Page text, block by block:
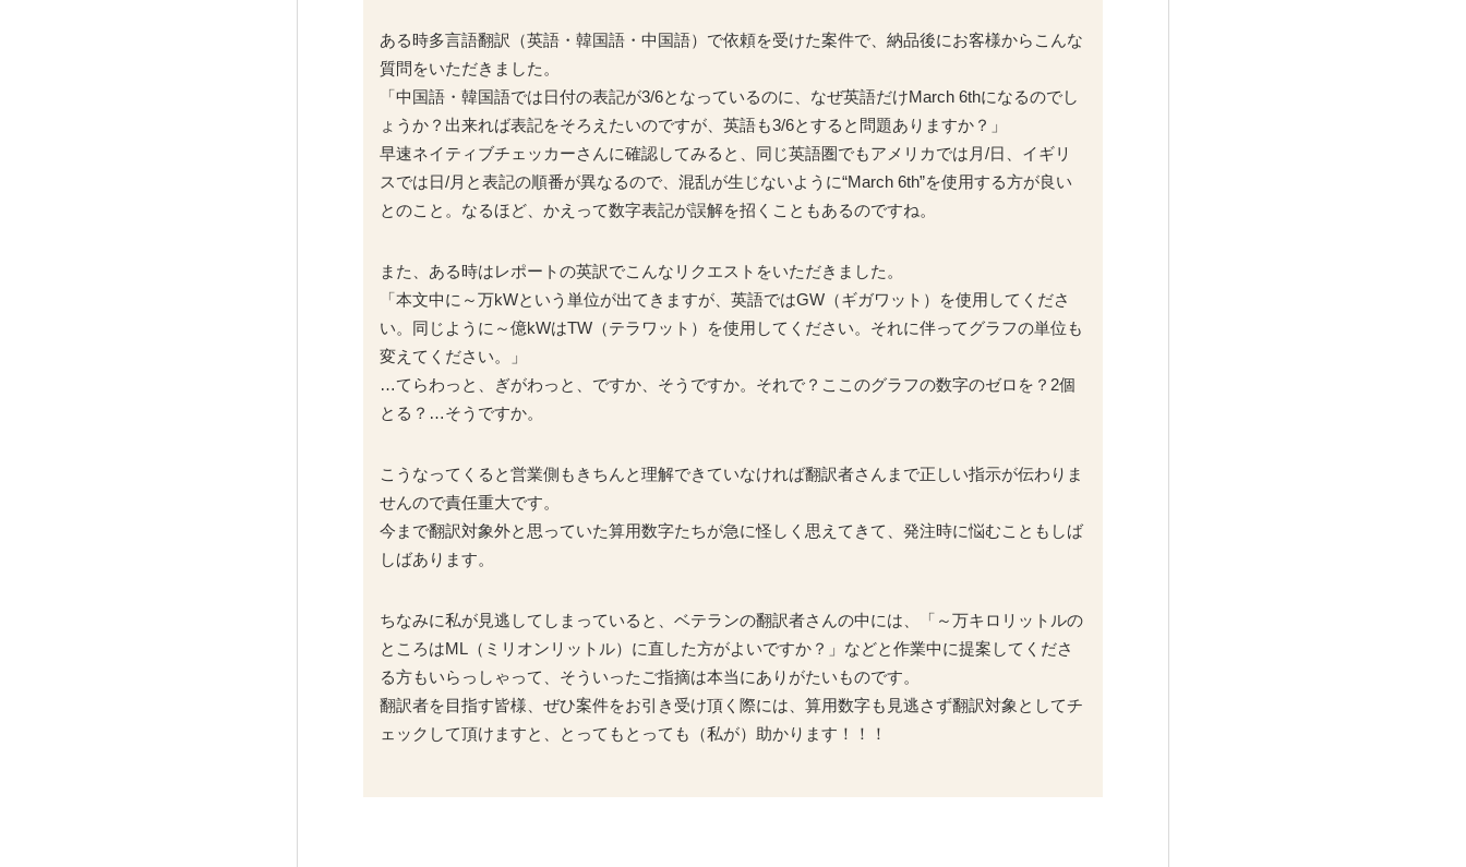
ある時多言語翻訳（英語・韓国語・中国語）で依頼を受けた案件で、納品後にお客様からこんな
質問をいただきました。
「中国語・韓国語では日付の表記が3/6となっているのに、なぜ英語だけMarch 6thになるのでし
ょうか？出来れば表記をそろえたいのですが、英語も3/6とすると問題ありますか？」
早速ネイティブチェッカーさんに確認してみると、同じ英語圏でもアメリカでは月/日、イギリ
スでは日/月と表記の順番が異なるので、混乱が生じないように“March 6th”を使用する方が良い
とのこと。なるほど、かえって数字表記が誤解を招くこともあるのですね。
また、ある時はレポートの英訳でこんなリクエストをいただきました。
「本文中に～万kWという単位が出てきますが、英語ではGW（ギガワット）を使用してくださ
い。同じように～億kWはTW（テラワット）を使用してください。それに伴ってグラフの単位も
変えてください。」
…てらわっと、ぎがわっと、ですか、そうですか。それで？ここのグラフの数字のゼロを？2個
とる？…そうですか。
こうなってくると営業側もきちんと理解できていなければ翻訳者さんまで正しい指示が伝わりま
せんので責任重大です。
今まで翻訳対象外と思っていた算用数字たちが急に怪しく思えてきて、発注時に悩むこともしば
しばあります。
ちなみに私が見逃してしまっていると、ベテランの翻訳者さんの中には、「～万キロリットルの
ところはML（ミリオンリットル）に直した方がよいですか？」などと作業中に提案してくださ
る方もいらっしゃって、そういったご指摘は本当にありがたいものです。
翻訳者を目指す皆様、ぜひ案件をお引き受け頂く際には、算用数字も見逃さず翻訳対象としてチ
ェックして頂けますと、とってもとっても（私が）助かります！！！